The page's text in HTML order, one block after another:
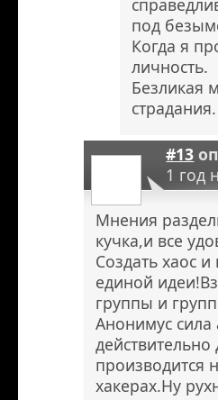
под
Когда я
личность.
Безликая
страдания.
#13
1 год
Мнения
кучка,и все
Создать хаос
единой
группы и
Анонимус сила
производится
хакерах.Ну